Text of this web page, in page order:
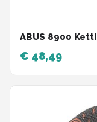
ABUS 8900
€ 48,49